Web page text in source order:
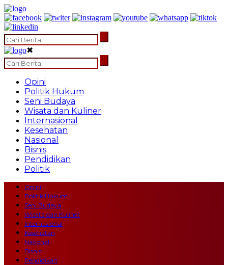
✖
Opini
Politik Hukum
Seni Budaya
Wisata dan Kuliner
Internasional
Kesehatan
Nasional
Bisnis
Pendidikan
Politik
Opini
Politik Hukum
Seni Budaya
Wisata dan Kuliner
Internasional
Kesehatan
Nasional
Bisnis
Pendidikan